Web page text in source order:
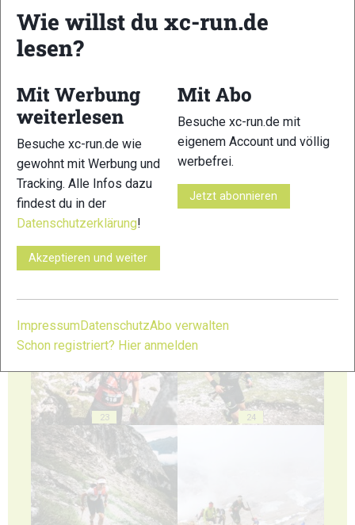
19
21 22
23 24
Wie willst du xc-run.de
lesen?
Mit Werbung
weiterlesen
Besuche xc-run.de wie
gewohnt mit Werbung und
Tracking. Alle Infos dazu
findest du in der
Datenschutzerklärung!
Akzeptieren und weiter
Mit Abo
Besuche xc-run.de mit
eigenem Account und völlig
werbefrei.
Jetzt abonnieren
ImpressumDatenschutzAbo verwalten
Schon registriert? Hier anmelden